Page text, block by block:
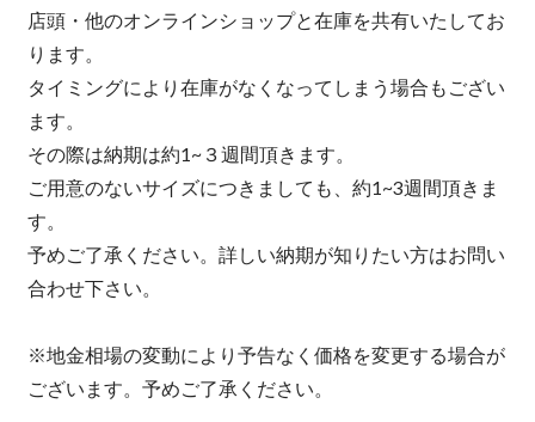
店頭・他のオンラインショップと在庫を共有いたしてお
ります。
タイミングにより在庫がなくなってしまう場合もござい
ます。
その際は納期は約1~３週間頂きます。
ご用意のないサイズにつきましても、約1~3週間頂きま
す。
予めご了承ください。詳しい納期が知りたい方はお問い
合わせ下さい。
※地金相場の変動により予告なく価格を変更する場合が
ございます。予めご了承ください。